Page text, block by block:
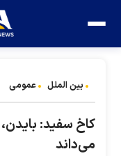
بین الملل عمومی
کاخ سفید:
می‌داند